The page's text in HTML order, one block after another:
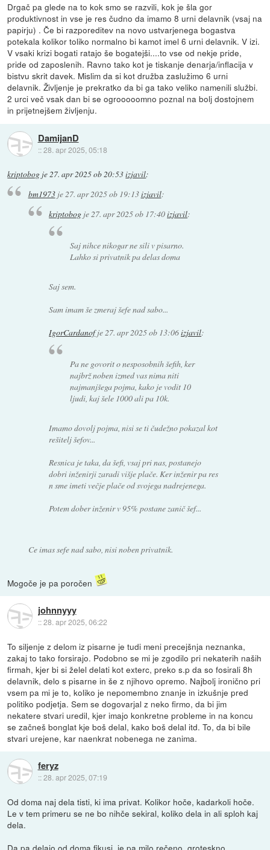
Drgač pa glede na to kok smo se razvili, kok je šla gor
produktivnost in vse je res čudno da imamo 8 urni delavnik (vsaj na
papirju) . Če bi razporeditev na novo ustvarjenega bogastva
potekala kolikor toliko normalno bi kamot imel 6 urni delavnik. V izi.
V vsaki krizi bogati ratajo še bogatejši....to vse od nekje pride,
pride od zaposlenih. Ravno tako kot je tiskanje denarja/inflacija v
bistvu skrit davek. Mislim da si kot družba zaslužimo 6 urni
delavnik. Življenje je prekratko da bi ga tako veliko namenili službi.
2 urci več vsak dan bi se ogrooooomno poznal na bolj dostojnem
in prijetnejšem življenju.
DamijanD
::28. apr 2025, 05:18
kriptobog je 27. apr 2025 ob 20:53izjavil:
bm1973je27. apr 2025 ob 19:13izjavil:
kriptobog je 27. apr 2025 ob 17:40izjavil:
Saj nihce nikogar ne sili v pisarno.
Lahko si privatnik pa delas doma
Saj sem.
Sam imam še zmeraj šefe nad sabo...
IgorCardanofje 27. apr 2025 ob 13:06izjavil:
Pa ne govorit o nesposobnih šefih, ker
najbrž noben izmed vas nima niti
najmanjšega pojma, kako je vodit 10
ljudi, kaj šele 1000 ali pa 10k.
Imamo dovolj pojma, nisi se ti čudežno pokazal kot
rešitelj šefov...
Resnica je taka, da šefi, vsaj pri nas, postanejo
dobri inženirji zaradi višje plače. Ker inženir pa res
n sme imeti večje plače od svojega nadrejenega.
Potem dober inženir v 95% postane zanič šef...
Ce imas sefe nad sabo, nisi noben privatnik.
Mogoče je pa poročen
johnnyyy
::28. apr 2025, 06:22
To siljenje z delom iz pisarne je tudi meni precejšnja neznanka,
zakaj to tako forsirajo. Podobno se mi je zgodilo pri nekaterih naših
firmah, kjer bi si želel delati kot exterc, preko s.p da so fosirali 8h
delavnik, delo s pisarne in še z njihovo opremo. Najbolj ironično pri
vsem pa mi je to, koliko je nepomembno znanje in izkušnje pred
politiko podjetja. Sem se dogovarjal z neko firmo, da bi jim
nekatere stvari uredil, kjer imajo konkretne probleme in na koncu
se začneš bonglat kje boš delal, kako boš delal itd. To, da bi bile
stvari urejene, kar naenkrat nobenega ne zanima.
feryz
::28. apr 2025, 07:19
Od doma naj dela tisti, ki ima privat. Kolikor hoče, kadarkoli hoče.
Le v tem primeru se ne bo nihče sekiral, koliko dela in ali sploh kaj
dela.
Da pa delajo od doma fikusi, je pa milo rečeno, groteskno.